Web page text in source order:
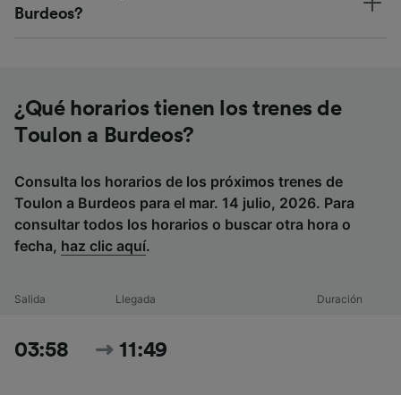
Burdeos?
¿Qué horarios tienen los trenes de
Toulon a Burdeos?
Consulta los horarios de los próximos trenes de
Toulon a Burdeos para el mar. 14 julio, 2026. Para
consultar todos los horarios o buscar otra hora o
fecha, haz clic aquí.
Salida Llegada Duración
03:58 11:49